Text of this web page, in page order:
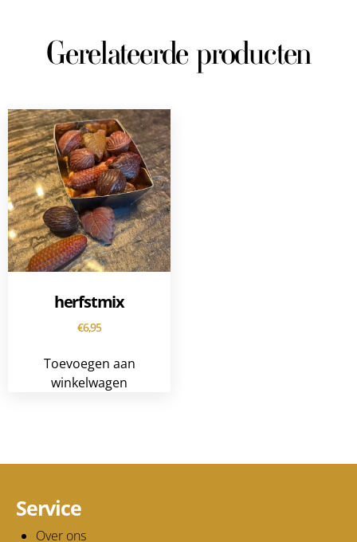
Gerelateerde producten
herfstmix
€6,95
Toevoegen aan
winkelwagen
Service
Over ons